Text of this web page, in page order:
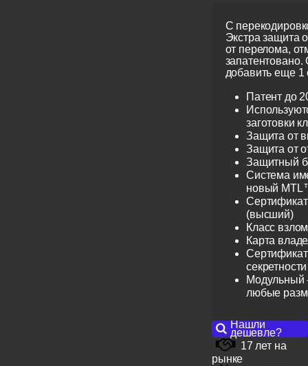
С
Экстра защита
от перелома,
добавить еще 1
Патент до
заготовки
Защита от
Защита от
Защитный
Система
новый
(высший)
Класс
Карта
Модульный
любые
Нашли
дешевле?
17 лет на
рынке